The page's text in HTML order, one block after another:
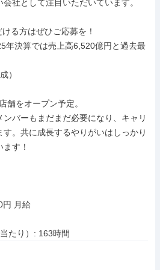
社として注目いただいています。
る方はぜひご応募を！
年決算では売上高6,520億円と過去最
）
舗をオープン予定。
バーもまだまだ必要になり、キャリ
。共に成長するやりがいはしっかり
す！
円 月給
たり）: 163時間